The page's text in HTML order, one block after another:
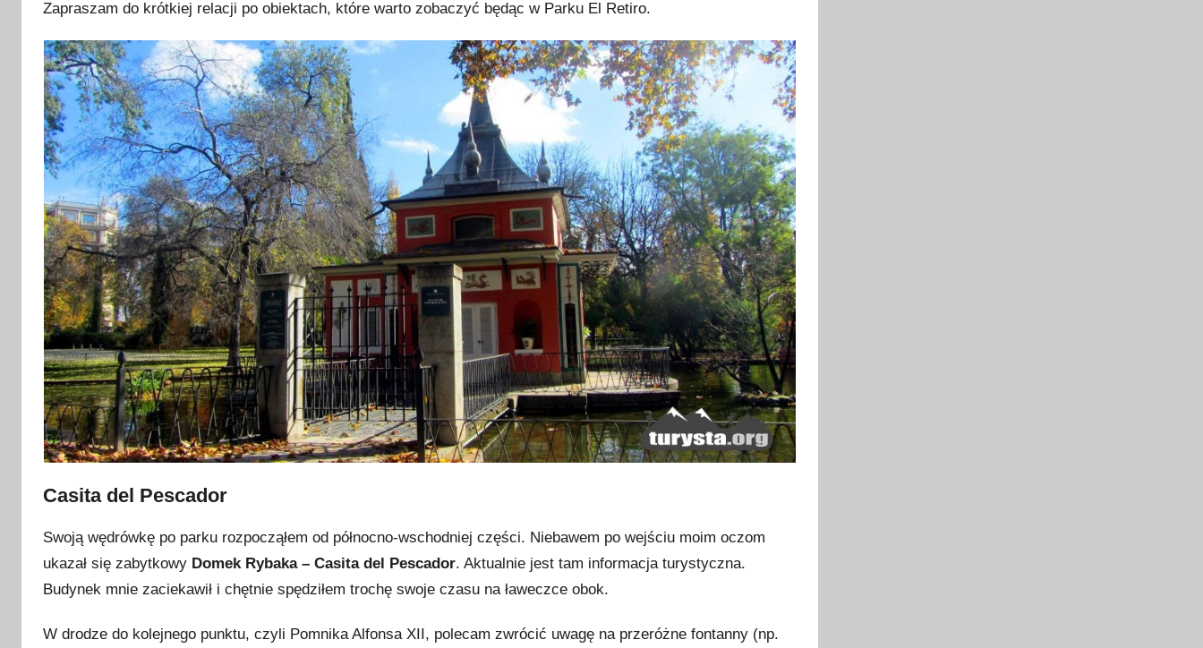
Zapraszam do krótkiej relacji po obiektach, które warto zobaczyć będąc w Parku El Retiro.
Casita del Pescador
Swoją wędrówkę po parku rozpocząłem od północno-wschodniej części. Niebawem po wejściu moim oczom
ukazał się zabytkowy Domek Rybaka – Casita del Pescador. Aktualnie jest tam informacja turystyczna.
Budynek mnie zaciekawił i chętnie spędziłem trochę swoje czasu na ławeczce obok.
W drodze do kolejnego punktu, czyli Pomnika Alfonsa XII, polecam zwrócić uwagę na przeróżne fontanny (np.